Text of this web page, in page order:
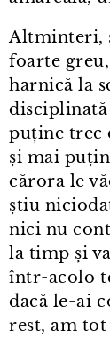
Altminteri,
foarte
harnică la
disciplinată
puține trec
și mai
cărora le
știu
nici nu
la timp și
într⁠-⁠acolo
dacă le⁠-⁠ai
rest, am